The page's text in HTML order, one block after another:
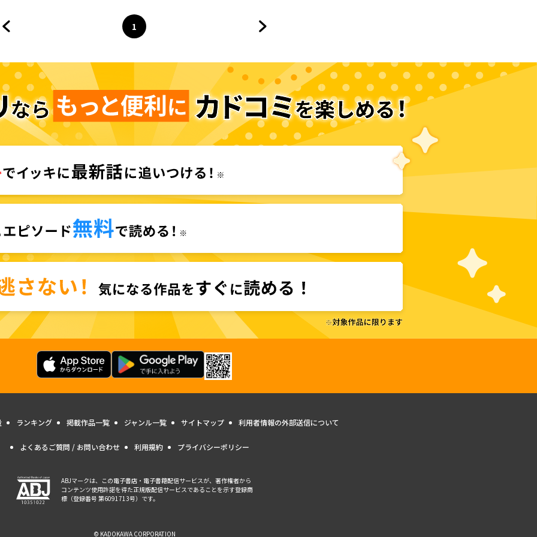
ページ
1
へ
ランキング 掲載作品一覧 ジャンル一覧 サイトマップ 利用者情報の外部送信について
よくあるご質問 / お問い合わせ 利用規約 プライバシーポリシー
ABJマークは、この電子書店・電子書籍配信サービスが、著作権者から
コンテンツ使用許諾を得た正規版配信サービスであることを示す登録商
標（登録番号 第6091713号）です。
© KADOKAWA CORPORATION